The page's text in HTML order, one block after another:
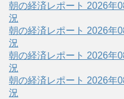
朝の経済レポート 2026年
況
朝の経済レポート 2026年
況
朝の経済レポート 2026年
況
朝の経済レポート 2026年
況